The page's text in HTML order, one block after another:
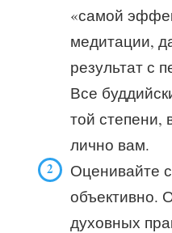
«самой
медитации,
результат с
Все
той степени,
лично вам.
Оценивайте
объективно.
духовных